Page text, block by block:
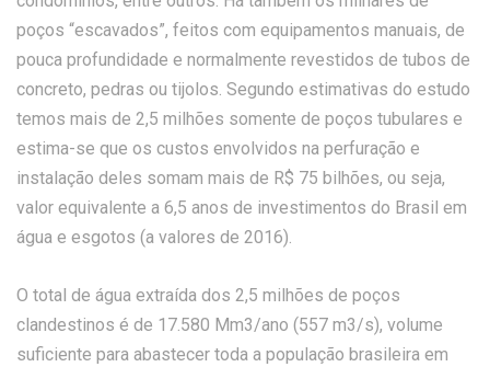
poços “escavados”, feitos com equipamentos manuais, de
pouca profundidade e normalmente revestidos de tubos de
concreto, pedras ou tijolos. Segundo estimativas do estudo
temos mais de 2,5 milhões somente de poços tubulares e
estima-se que os custos envolvidos na perfuração e
instalação deles somam mais de R$ 75 bilhões, ou seja,
valor equivalente a 6,5 anos de investimentos do Brasil em
água e esgotos (a valores de 2016).
O total de água extraída dos 2,5 milhões de poços
clandestinos é de 17.580 Mm3/ano (557 m3/s), volume
suficiente para abastecer toda a população brasileira em